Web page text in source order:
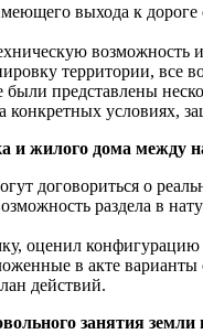
выхода к
возможность
территории, все
были представлены
конкретных условиях,
и жилого дома между
договориться о
раздела в
оценил
в акте варианты
действий.
занятия